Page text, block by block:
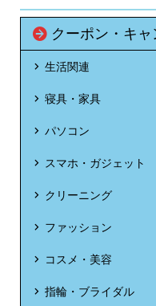
クーポン・キ
生活関連
寝具・家具
パソコン
スマホ・ガジェット
クリーニング
ファッション
コスメ・美容
指輪・ブライダル